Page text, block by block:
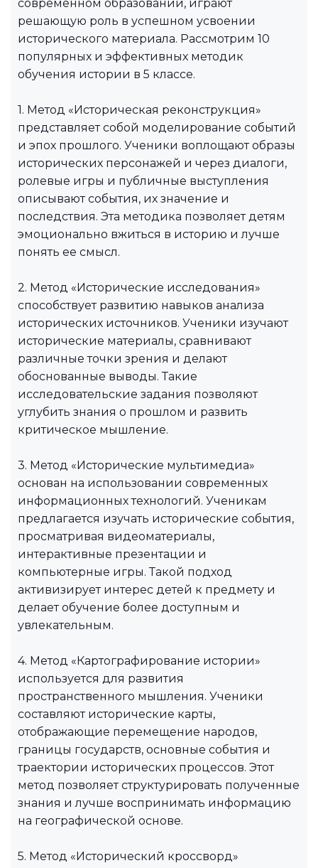
современном образовании, играют
решающую роль в успешном усвоении
исторического материала. Рассмотрим 10
популярных и эффективных методик
обучения истории в 5 классе.
1. Метод «Историческая реконструкция»
представляет собой моделирование событий
и эпох прошлого. Ученики воплощают образы
исторических персонажей и через диалоги,
ролевые игры и публичные выступления
описывают события, их значение и
последствия. Эта методика позволяет детям
эмоционально вжиться в историю и лучше
понять ее смысл.
2. Метод «Исторические исследования»
способствует развитию навыков анализа
исторических источников. Ученики изучают
исторические материалы, сравнивают
различные точки зрения и делают
обоснованные выводы. Такие
исследовательские задания позволяют
углубить знания о прошлом и развить
критическое мышление.
3. Метод «Исторические мультимедиа»
основан на использовании современных
информационных технологий. Ученикам
предлагается изучать исторические события,
просматривая видеоматериалы,
интерактивные презентации и
компьютерные игры. Такой подход
активизирует интерес детей к предмету и
делает обучение более доступным и
увлекательным.
4. Метод «Картографирование истории»
используется для развития
пространственного мышления. Ученики
составляют исторические карты,
отображающие перемещение народов,
границы государств, основные события и
траектории исторических процессов. Этот
метод позволяет структурировать полученные
знания и лучше воспринимать информацию
на географической основе.
5. Метод «Исторический кроссворд»